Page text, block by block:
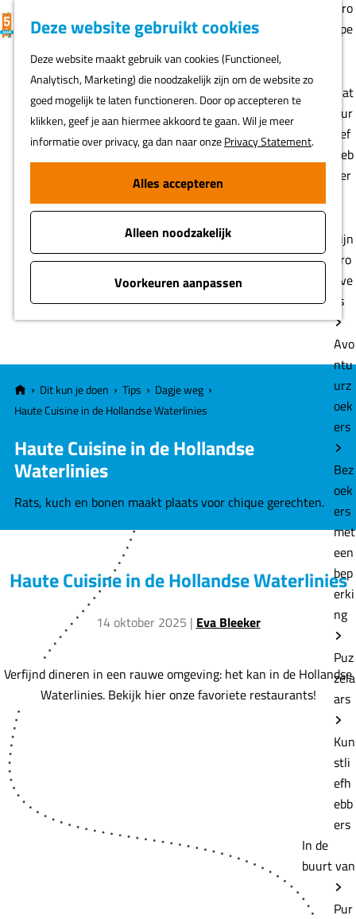
Deze website gebruikt cookies
Deze website maakt gebruik van cookies (Functioneel,
Analytisch, Marketing) die noodzakelijk zijn om de website zo
goed mogelijk te laten functioneren. Door op accepteren te
klikken, geef je aan hiermee akkoord te gaan. Wil je meer
informatie over privacy, ga dan naar onzePrivacy Statement.
Alles accepteren
Alleen noodzakelijk
Voorkeuren aanpassen
e
F
v
o
r
i
e
t
e
n
K
a
r
t
Z
e
k
e
n
MENU
Gro
epe
Nat
uur
lief
heb
ber
Fijn
pro
eve
rs
Avo
ntu
urz
oek
ers
Bez
oek
ers
met
een
bep
erki
ng
Puz
zela
ars
Kun
stli
efh
ebb
ers
In de
buurt van
Pur
Dit kun je doen Tips
Dagje weg
Haute Cuisine in de Hollandse Waterlinies
Haute Cuisine in de Hollandse
Waterlinies
Rats, kuch en bonen maakt plaats voor chique gerechten.
Haute Cuisine in de Hollandse Waterlinies
14 oktober 2025 | Eva Bleeker
Verfijnd dineren in een rauwe omgeving: het kan in de Hollandse
Waterlinies. Bekijk hier onze favoriete restaurants!